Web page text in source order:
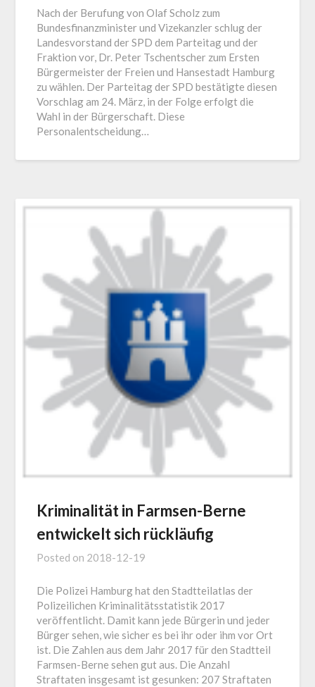
Nach der Berufung von Olaf Scholz zum
Bundesfinanzminister und Vizekanzler schlug der
Landesvorstand der SPD dem Parteitag und der
Fraktion vor, Dr. Peter Tschentscher zum Ersten
Bürgermeister der Freien und Hansestadt Hamburg
zu wählen. Der Parteitag der SPD bestätigte diesen
Vorschlag am 24. März, in der Folge erfolgt die
Wahl in der Bürgerschaft. Diese
Personalentscheidung…
Kriminalität in Farmsen-Berne
entwickelt sich rückläufig
Posted on 2018-12-19
Die Polizei Hamburg hat den Stadtteilatlas der
Polizeilichen Kriminalitätsstatistik 2017
veröffentlicht. Damit kann jede Bürgerin und jeder
Bürger sehen, wie sicher es bei ihr oder ihm vor Ort
ist. Die Zahlen aus dem Jahr 2017 für den Stadtteil
Farmsen-Berne sehen gut aus. Die Anzahl
Straftaten insgesamt ist gesunken: 207 Straftaten